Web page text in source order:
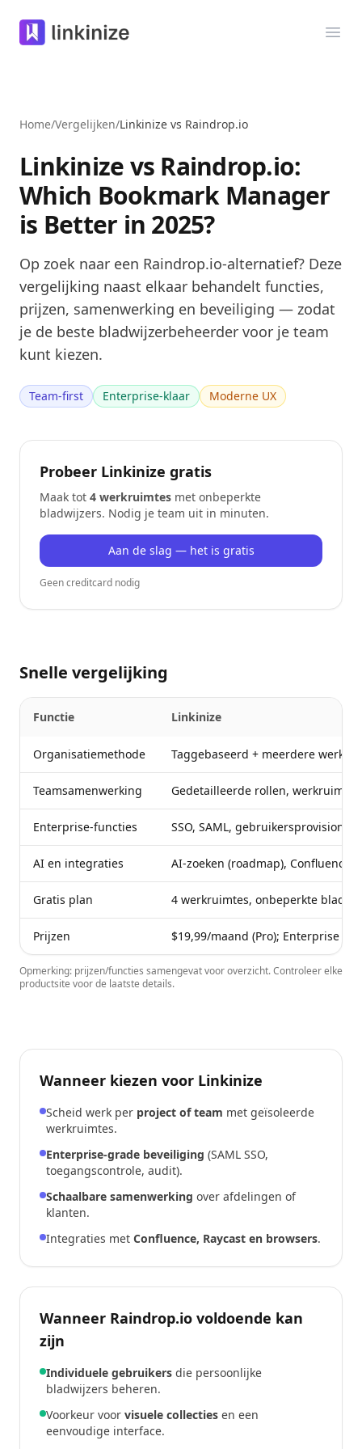
Linkinize
Home/Vergelijken/Linkinize vs Raindrop.io
Linkinize vs Raindrop.io:
Which Bookmark Manager
is Better in 2025?
Op zoek naar een Raindrop.io-alternatief? Deze
vergelijking naast elkaar behandelt functies,
prijzen, samenwerking en beveiliging — zodat
je de beste bladwijzerbeheerder voor je team
kunt kiezen.
Team-first Enterprise-klaar Moderne UX
Probeer Linkinize gratis
Maak tot 4 werkruimtes met onbeperkte
bladwijzers. Nodig je team uit in minuten.
Aan de slag — het is gratis
Geen creditcard nodig
Snelle vergelijking
Functie Linkinize
Organisatiemethode Taggebaseerd + meerdere
Teamsamenwerking Gedetailleerde rollen,
Enterprise-functies SSO, SAML,
AI en integraties AI-zoeken (roadmap), Confluence,
Gratis plan 4 werkruimtes, onbeperkte
Prijzen $19,99/maand (Pro); Enterprise
Opmerking: prijzen/functies samengevat voor overzicht. Controleer elke
productsite voor de laatste details.
Wanneer kiezen voor Linkinize
Scheid werk per project of team met geïsoleerde
werkruimtes.
Enterprise-grade beveiliging (SAML SSO,
toegangscontrole, audit).
Schaalbare samenwerking over afdelingen of
klanten.
Integraties met Confluence, Raycast en browsers.
Wanneer Raindrop.io voldoende kan
zijn
Individuele gebruikers die persoonlijke
bladwijzers beheren.
Voorkeur voor visuele collecties en een
eenvoudige interface.